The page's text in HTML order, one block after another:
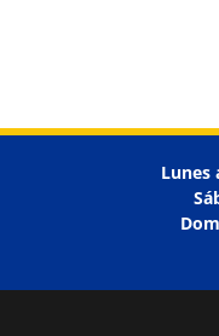
Lunes